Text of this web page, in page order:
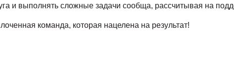
и выполнять сложные задачи сообща, рассчитывая на
команда, которая нацелена на результат!